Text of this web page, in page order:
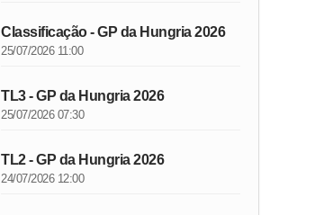
Classificação - GP da Hungria 2026
25/07/2026 11:00
TL3 - GP da Hungria 2026
25/07/2026 07:30
TL2 - GP da Hungria 2026
24/07/2026 12:00